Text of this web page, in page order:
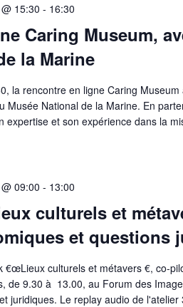
Caring Museum,
la Marine
15:30 - 16:30
la rencontre en ligne Caring Museum
Musée National de la Marine. En
expertise et son expérience dans la
culturels et
et questions
09:00 - 13:00
culturels et métavers €, co-
de 9.30 à 13.00, au Forum des
juridiques. Le replay audio de